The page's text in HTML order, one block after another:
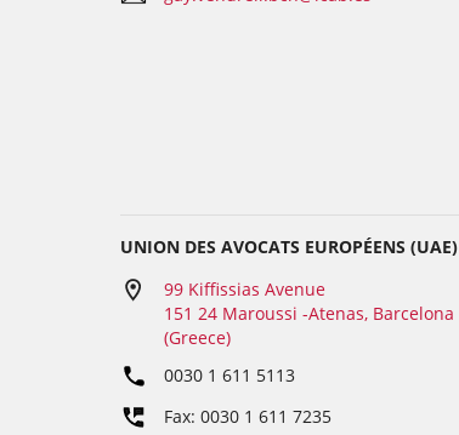
UNION DES AVOCATS EUROPÉENS (UAE)
99 Kiffissias Avenue
151 24 Maroussi -Atenas, Barcelona
(Greece)
0030 1 611 5113
Fax: 0030 1 611 7235